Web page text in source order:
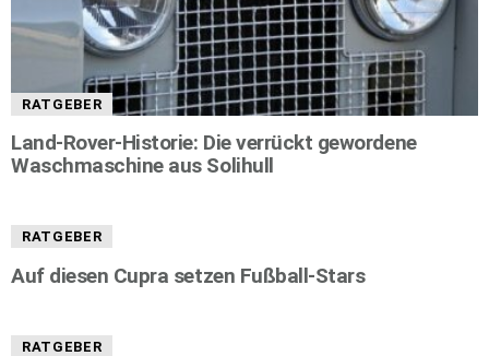
RATGEBER
Land-Rover-Historie: Die verrückt gewordene
Waschmaschine aus Solihull
RATGEBER
Auf diesen Cupra setzen Fußball-Stars
RATGEBER